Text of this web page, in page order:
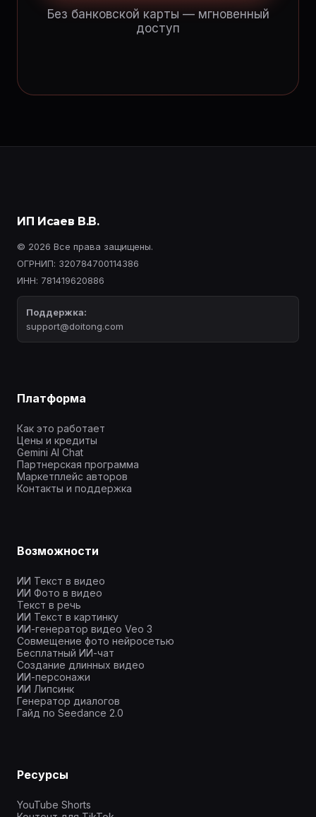
Без банковской карты — мгновенный
доступ
ИП Исаев В.В.
© 2026 Все права защищены.
ОГРНИП: 320784700114386
ИНН: 781419620886
Поддержка:
support@doitong.com
Платформа
Как это работает
Цены и кредиты
Gemini AI Chat
Партнерская программа
Маркетплейс авторов
Контакты и поддержка
Возможности
ИИ Текст в видео
ИИ Фото в видео
Текст в речь
ИИ Текст в картинку
ИИ-генератор видео Veo 3
Совмещение фото нейросетью
Бесплатный ИИ-чат
Создание длинных видео
ИИ-персонажи
ИИ Липсинк
Генератор диалогов
Гайд по Seedance 2.0
Ресурсы
YouTube Shorts